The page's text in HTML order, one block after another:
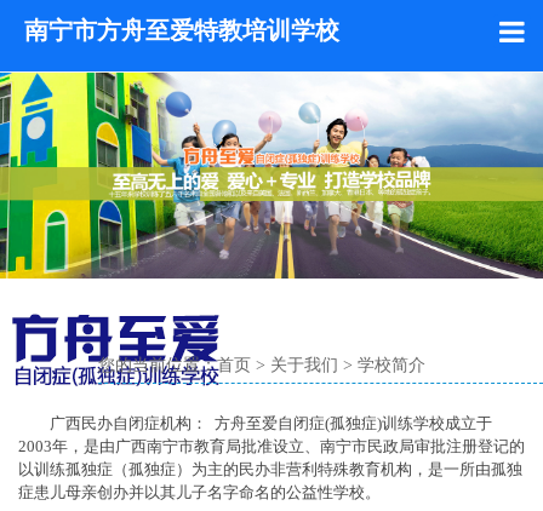
南宁市方舟至爱特教培训学校
您的当前位置：首页 > 关于我们 > 学校简介
广西民办自闭症机构： 方舟至爱自闭症(孤独症)训练学校成立于
2003年，是由广西南宁市教育局批准设立、南宁市民政局审批注册登记的
以训练孤独症（孤独症）为主的民办非营利特殊教育机构，是一所由孤独
症患儿母亲创办并以其儿子名字命名的公益性学校。